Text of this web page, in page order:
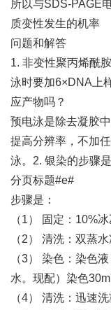
所以与SDS-PAGE
质变性发生的机率
问题和解答
1. 非变性聚丙烯酰
泳时要加6×DNA上
应产物吗？
预电泳是除去凝胶
提高分辨率，不加
泳。2. 银染的步骤
分页标题#e#
步骤是：
（1） 固定：10%
（2） 清洗：双蒸
（3） 染色：染色
水。现配）染色
（4） 清洗：迅速